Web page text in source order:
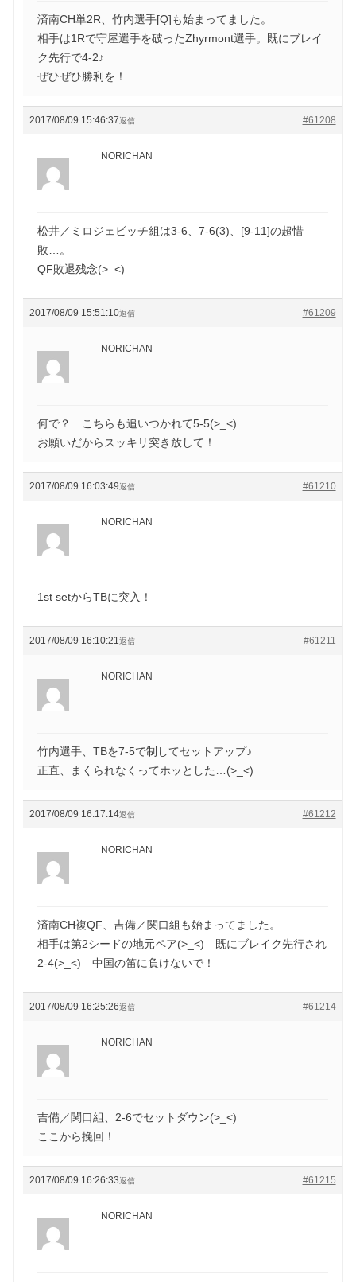
済南CH単2R、竹内選手[Q]も始まってました。
相手は1Rで守屋選手を破ったZhyrmont選手。既にブレイ
ク先行で4-2♪
ぜひぜひ勝利を！
2017/08/09 15:46:37 #61208
返信
NORICHAN
松井／ミロジェビッチ組は3-6、7-6(3)、[9-11]の超惜
敗…。
QF敗退残念(>_<)
2017/08/09 15:51:10 #61209
返信
NORICHAN
何で？ こちらも追いつかれて5-5(>_<)
お願いだからスッキリ突き放して！
2017/08/09 16:03:49 #61210
返信
NORICHAN
1st setからTBに突入！
2017/08/09 16:10:21 #61211
返信
NORICHAN
竹内選手、TBを7-5で制してセットアップ♪
正直、まくられなくってホッとした…(>_<)
2017/08/09 16:17:14 #61212
返信
NORICHAN
済南CH複QF、吉備／関口組も始まってました。
相手は第2シードの地元ペア(>_<) 既にブレイク先行され
2-4(>_<) 中国の笛に負けないで！
2017/08/09 16:25:26 #61214
返信
NORICHAN
吉備／関口組、2-6でセットダウン(>_<)
ここから挽回！
2017/08/09 16:26:33 #61215
返信
NORICHAN